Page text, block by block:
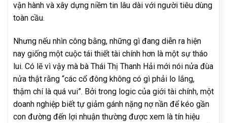
vận hành và xây dựng niềm tin lâu dài với người tiêu dùng
toàn cầu.
Nhưng nếu nhìn công bằng, những gì đang diễn ra hiện
nay giống một cuộc tái thiết tài chính hơn là một sự tháo
lui. Có lẽ vì vậy mà bà Thái Thị Thanh Hải mới nói nửa đùa
nửa thật rằng “các cổ đông không có gì phải lo lắng,
thậm chí là quá vui”. Bởi trong logic của giới tài chính, một
doanh nghiệp biết tự giảm gánh nặng nợ nần để kéo gần
con đường đến lợi nhuận thường được xem là tín hiệu